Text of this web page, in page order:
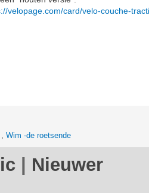
velopage.com/card/velo-couche-
, Wim -de roetsende
Nieuwer